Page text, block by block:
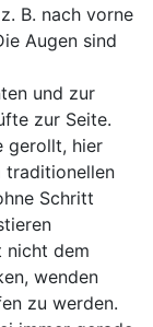
B. nach vorne
Augen sind
und zur
zur Seite.
gerollt, hier
traditionellen
Schritt
nicht dem
wenden
zu werden.